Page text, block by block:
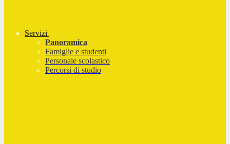
Servizi
Panoramica
Famiglie e studenti
Personale scolastico
Percorsi di studio